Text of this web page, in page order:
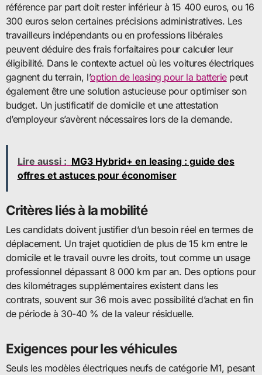
référence par part doit rester inférieur à 15 400 euros, ou 16
300 euros selon certaines précisions administratives. Les
travailleurs indépendants ou en professions libérales
peuvent déduire des frais forfaitaires pour calculer leur
éligibilité. Dans le contexte actuel où les voitures électriques
gagnent du terrain, l’option de leasing pour la batteriepeut
également être une solution astucieuse pour optimiser son
budget. Un justificatif de domicile et une attestation
d’employeur s’avèrent nécessaires lors de la demande.
Lire aussi : MG3 Hybrid+ en leasing : guide des
offres et astuces pour économiser
Critères liés à la mobilité
Les candidats doivent justifier d’un besoin réel en termes de
déplacement. Un trajet quotidien de plus de 15 km entre le
domicile et le travail ouvre les droits, tout comme un usage
professionnel dépassant 8 000 km par an. Des options pour
des kilométrages supplémentaires existent dans les
contrats, souvent sur 36 mois avec possibilité d’achat en fin
de période à 30-40 % de la valeur résiduelle.
Exigences pour les véhicules
Seuls les modèles électriques neufs de catégorie M1, pesant